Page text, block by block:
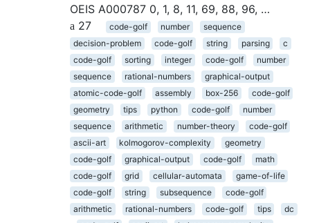
OEIS A000787 0, 1, 8, 11, 69, 88, 96, …
27
code-golf number
sequence
decision-problem
code-golf string parsing
c
code-golf
sorting integer code-golf
number
sequence
rational-numbers
graphical-output
atomic-code-golf
assembly box-256
code-golf
geometry
tips python code-golf
number
sequence
arithmetic number-theory
code-golf
ascii-art
kolmogorov-complexity
geometry
code-golf
graphical-output code-golf
math
code-golf
grid cellular-automata
game-of-life
code-golf
string subsequence
code-golf
arithmetic
rational-numbers code-golf tips
dc